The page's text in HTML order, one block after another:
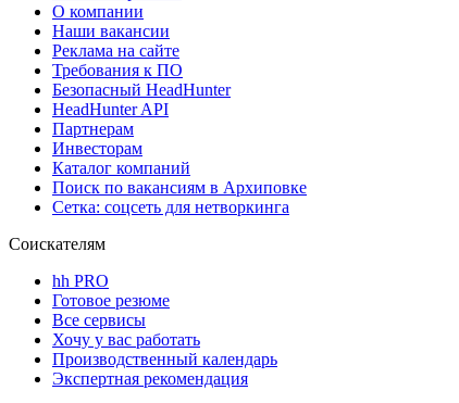
О компании
Наши вакансии
Реклама на сайте
Требования к ПО
Безопасный HeadHunter
HeadHunter API
Партнерам
Инвесторам
Каталог компаний
Поиск по вакансиям в Архиповке
Сетка: соцсеть для нетворкинга
Соискателям
hh PRO
Готовое резюме
Все сервисы
Хочу у вас работать
Производственный календарь
Экспертная рекомендация